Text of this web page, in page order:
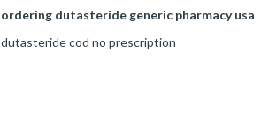
ordering dutasteride generic pharmacy usa
dutasteride cod no prescription